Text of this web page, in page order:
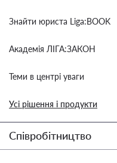
Знайти юриста Liga:BOOK
Академія ЛІГА:ЗАКОН
Теми в центрі уваги
Усі рішення і продукти
Співробітництво